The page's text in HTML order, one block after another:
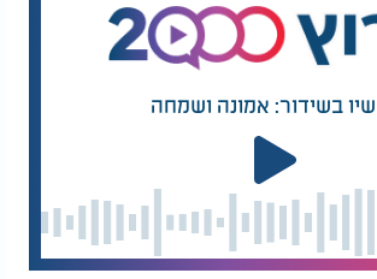
בשידור: אמונה ושמחה